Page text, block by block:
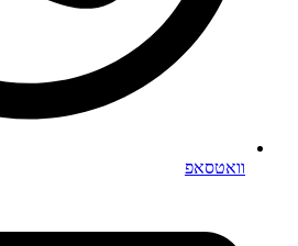
וואטסאפ